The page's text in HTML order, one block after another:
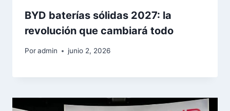
BYD baterías sólidas 2027: la
revolución que cambiará todo
Poradmin junio 2, 2026